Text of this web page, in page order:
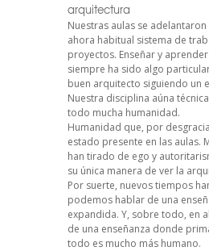
arquitectura
Nuestras aulas se
ahora habitual sistema de
proyectos. Enseñar y
siempre ha sido algo
buen arquitecto siguiendo un
Nuestra disciplina aúna
todo mucha humanidad.
Humanidad que, por
estado presente en las aulas.
han tirado de ego y
su única manera de ver la
Por suerte, nuevos tiempos
podemos hablar de una
expandida. Y, sobre todo, en
de una enseñanza donde
todo es mucho más humano.